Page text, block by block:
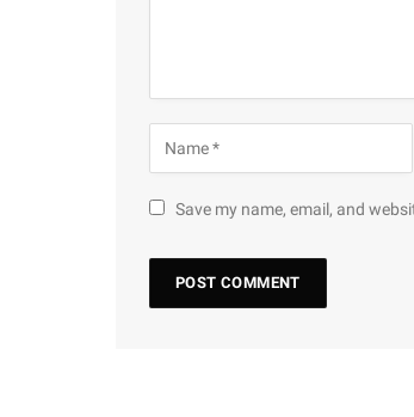
Save my name, email, and